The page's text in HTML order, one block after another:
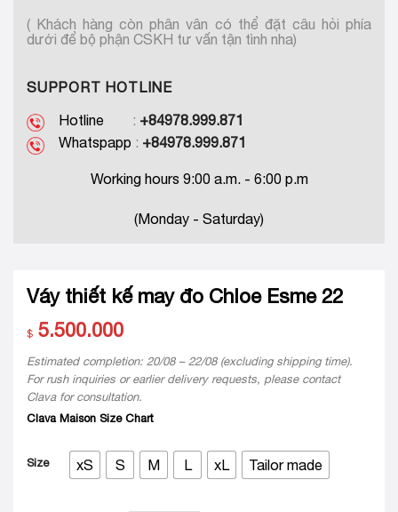
( Khách hàng còn phân vân có thể đặt câu hỏi phía
dưới để bộ phận CSKH tư vấn tận tình nha)
SUPPORT HOTLINE
Hotline : +84978.999.871
Whatspapp : +84978.999.871
Working hours 9:00 a.m. - 6:00 p.m
(Monday - Saturday)
Váy thiết kế may đo Chloe Esme 22
$ 5.500.000
Estimated completion: 20/08 – 22/08 (excluding shipping time).
For rush inquiries or earlier delivery requests, please contact
Clava for consultation.
Clava Maison Size Chart
Size xS S M L xL Tailor made